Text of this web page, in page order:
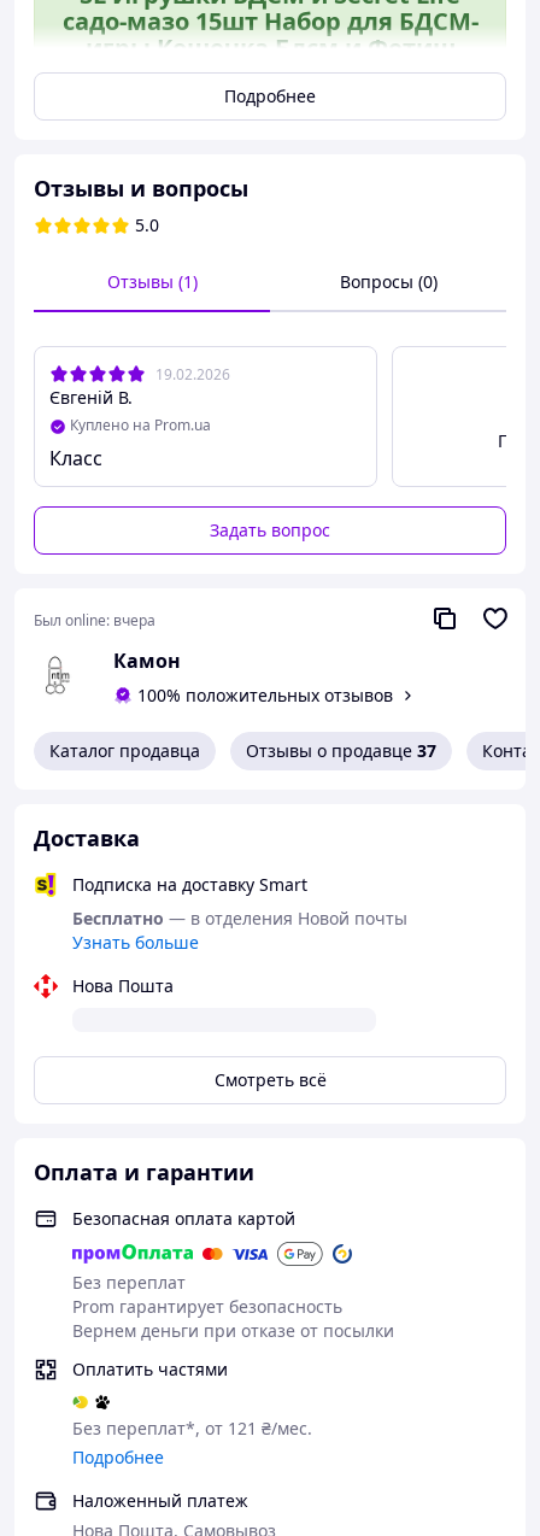
садо-мазо 15шт Набор для БДСМ-
игры Кошечка Бдсм и Фетиш
секс-игрушки для LUXTOY1
Игрушки БДСМ и садо-мазо для
женщин 15шт Набор для БДСМ-
игры Кошечка — идеальный
комплект для ролевых игр и
фетиш-экспериментов
Погрузитесь в мир удовольствия и
экспериментов с нашим БДСМ-набором
Кошечка!
Подробнее
Отзывы и вопросы
5.0
Отзывы (1) Вопросы (0)
19.02.2026
Євгеній В.
Куплено на Prom.ua
Класс
Задать вопрос
Был online: вчера
Камон
100% положительных отзывов
Каталог продавца Отзывы о продавце 37
Доставка
Подписка на доставку Smart
Бесплатно — в отделения Новой почты
Узнать больше
Нова Пошта
Смотреть всё
Оплата и гарантии
Безопасная оплата картой
Без переплат
Prom гарантирует безопасность
Вернем деньги при отказе от посылки
Оплатить частями
Без переплат*, от 121 ₴/мес.
Подробнее
Наложенный платеж
Нова Пошта, Самовывоз